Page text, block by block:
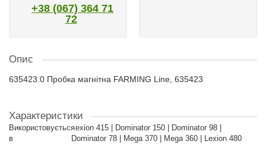
+38 (067) 364 71
72
Опис
635423.0 Пробка магнітна FARMING Line, 635423
Характеристики
Використовується
в
Lexion 415 | Dominator 150 | Dominator 98 |
Dominator 78 | Mega 370 | Mega 360 | Lexion 480